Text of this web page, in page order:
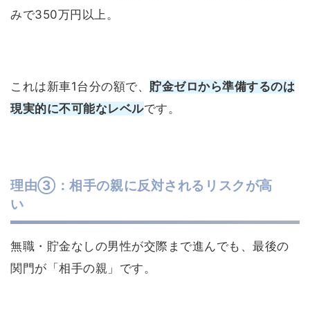
みで350万円以上。
これは新車1台分の額で、 貯金ゼロから準備するのは
現実的に不可能なレベルです。
理由③：相手の親に反対されるリスクが高
い
無職・貯金なしの男性が交際まで進んでも、最後の
関門が「相手の親」です。